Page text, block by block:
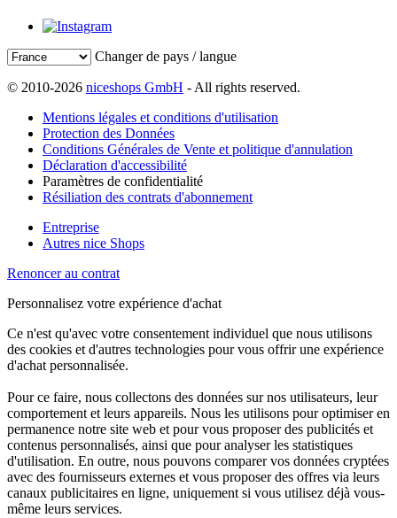
Changer de pays / langue
© 2010-2026 niceshops GmbH - All rights reserved.
Mentions légales et conditions d'utilisation
Protection des Données
Conditions Générales de Vente et politique d'annulation
Déclaration d'accessibilité
Paramètres de confidentialité
Résiliation des contrats d'abonnement
Entreprise
Autres nice Shops
Renoncer au contrat
Personnalisez votre expérience d'achat
Ce n'est qu'avec votre consentement individuel que nous utilisons
des cookies et d'autres technologies pour vous offrir une expérience
d'achat personnalisée.
Pour ce faire, nous collectons des données sur nos utilisateurs, leur
comportement et leurs appareils. Nous les utilisons pour optimiser en
permanence notre site web et pour vous proposer des publicités et
contenus personnalisés, ainsi que pour analyser les statistiques
d'utilisation. En outre, nous pouvons comparer vos données cryptées
avec des fournisseurs externes et vous proposer des offres via leurs
canaux publicitaires en ligne, uniquement si vous utilisez déjà vous-
même leurs services.